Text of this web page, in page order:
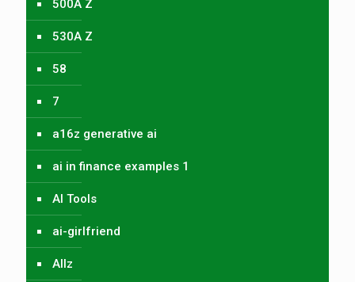
500A Z
530A Z
58
7
a16z generative ai
ai in finance examples 1
AI Tools
ai-girlfriend
Allz